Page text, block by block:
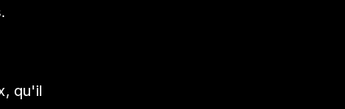
qu'il